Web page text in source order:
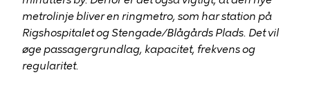
metrolinje bliver en ringmetro, som har station på
Rigshospitalet og Stengade/Blågårds Plads. Det vil
øge passagergrundlag, kapacitet, frekvens og
regularitet.